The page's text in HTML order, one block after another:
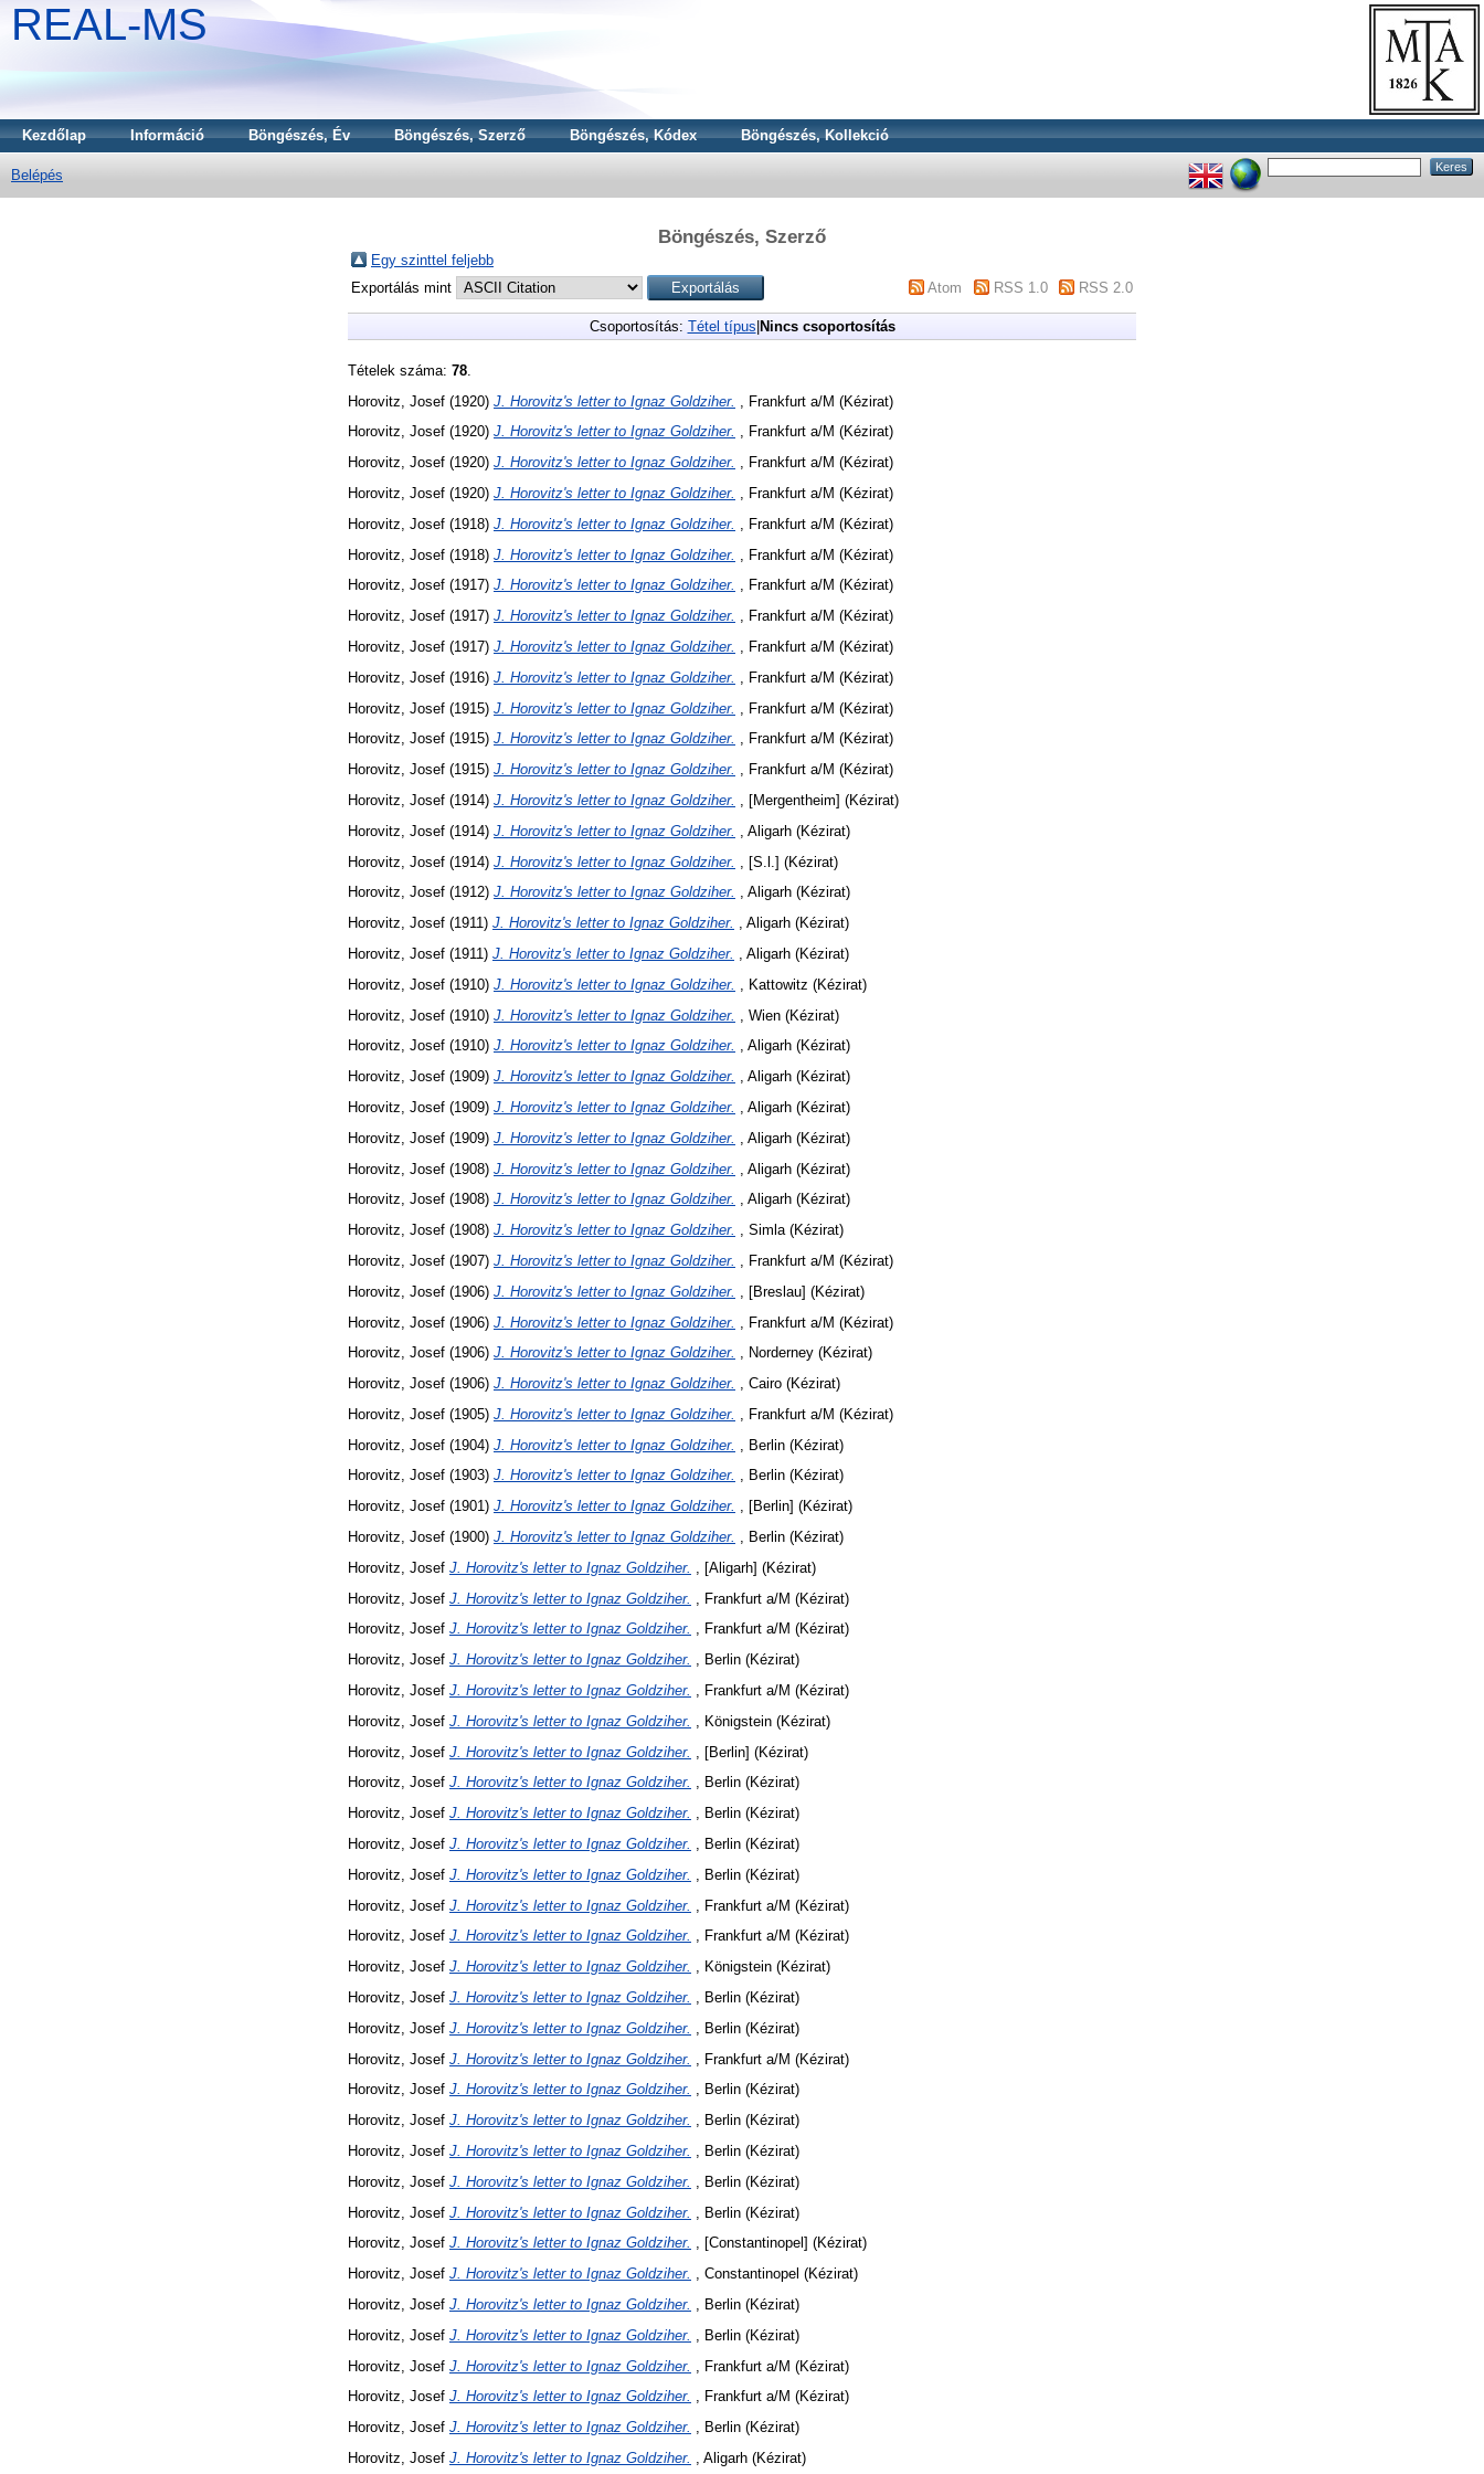
REAL-MS
Kezdőlap Információ Böngészés, Év Böngészés, Szerző Böngészés, Kódex Böngészés, Kollekció
Belépés
Böngészés, Szerző
Egy szinttel feljebb
Exportálás mint
Atom RSS 1.0 RSS 2.0
Csoportosítás: Tétel típus Nincs csoportosítás
Tételek száma: 78
Horovitz, Josef (1920) J. Horovitz's letter to Ignaz Goldziher.
, Frankfurt a/M (Kézirat)
Horovitz, Josef (1920) J. Horovitz's letter to Ignaz Goldziher. , Frankfurt a/M (Kézirat)
Horovitz, Josef (1920) J. Horovitz's letter to Ignaz Goldziher. , Frankfurt a/M (Kézirat)
Horovitz, Josef (1920) J. Horovitz's letter to Ignaz Goldziher.
, Frankfurt a/M (Kézirat)
Horovitz, Josef (1918) J. Horovitz's letter to Ignaz Goldziher.
, Frankfurt a/M (Kézirat)
Horovitz, Josef (1918) J. Horovitz's letter to Ignaz Goldziher.
, Frankfurt a/M (Kézirat)
Horovitz, Josef (1917) J. Horovitz's letter to Ignaz Goldziher. , Frankfurt a/M (Kézirat)
Horovitz, Josef (1917) J. Horovitz's letter to Ignaz Goldziher. , Frankfurt a/M (Kézirat)
Horovitz, Josef (1917) J. Horovitz's letter to Ignaz Goldziher.
, Frankfurt a/M (Kézirat)
Horovitz, Josef (1916) J. Horovitz's letter to Ignaz Goldziher.
, Frankfurt a/M (Kézirat)
Horovitz, Josef (1915) J. Horovitz's letter to Ignaz Goldziher.
, Frankfurt a/M (Kézirat)
Horovitz, Josef (1915) J. Horovitz's letter to Ignaz Goldziher. , Frankfurt a/M (Kézirat)
Horovitz, Josef (1915) J. Horovitz's letter to Ignaz Goldziher. , Frankfurt a/M (Kézirat)
Horovitz, Josef (1914) J. Horovitz's letter to Ignaz Goldziher.
, [Mergentheim] (Kézirat)
Horovitz, Josef (1914) J. Horovitz's letter to Ignaz Goldziher.
, Aligarh (Kézirat)
Horovitz, Josef (1914) J. Horovitz's letter to Ignaz Goldziher.
, [S.l.] (Kézirat)
Horovitz, Josef (1912) J. Horovitz's letter to Ignaz Goldziher. , Aligarh (Kézirat)
Horovitz, Josef (1911) J. Horovitz's letter to Ignaz Goldziher. , Aligarh (Kézirat)
Horovitz, Josef (1911) J. Horovitz's letter to Ignaz Goldziher.
, Aligarh (Kézirat)
Horovitz, Josef (1910) J. Horovitz's letter to Ignaz Goldziher.
, Kattowitz (Kézirat)
Horovitz, Josef (1910) J. Horovitz's letter to Ignaz Goldziher.
, Wien (Kézirat)
Horovitz, Josef (1910) J. Horovitz's letter to Ignaz Goldziher. , Aligarh (Kézirat)
Horovitz, Josef (1909) J. Horovitz's letter to Ignaz Goldziher. , Aligarh (Kézirat)
Horovitz, Josef (1909) J. Horovitz's letter to Ignaz Goldziher.
, Aligarh (Kézirat)
Horovitz, Josef (1909) J. Horovitz's letter to Ignaz Goldziher.
, Aligarh (Kézirat)
Horovitz, Josef (1908) J. Horovitz's letter to Ignaz Goldziher.
, Aligarh (Kézirat)
Horovitz, Josef (1908) J. Horovitz's letter to Ignaz Goldziher. , Aligarh (Kézirat)
Horovitz, Josef (1908) J. Horovitz's letter to Ignaz Goldziher. , Simla (Kézirat)
Horovitz, Josef (1907) J. Horovitz's letter to Ignaz Goldziher.
, Frankfurt a/M (Kézirat)
Horovitz, Josef (1906) J. Horovitz's letter to Ignaz Goldziher.
, [Breslau] (Kézirat)
Horovitz, Josef (1906) J. Horovitz's letter to Ignaz Goldziher.
, Frankfurt a/M (Kézirat)
Horovitz, Josef (1906) J. Horovitz's letter to Ignaz Goldziher. , Norderney (Kézirat)
Horovitz, Josef (1906) J. Horovitz's letter to Ignaz Goldziher. , Cairo (Kézirat)
Horovitz, Josef (1905) J. Horovitz's letter to Ignaz Goldziher.
, Frankfurt a/M (Kézirat)
Horovitz, Josef (1904) J. Horovitz's letter to Ignaz Goldziher.
, Berlin (Kézirat)
Horovitz, Josef (1903) J. Horovitz's letter to Ignaz Goldziher. , Berlin (Kézirat)
Horovitz, Josef (1901) J. Horovitz's letter to Ignaz Goldziher. , [Berlin] (Kézirat)
Horovitz, Josef (1900) J. Horovitz's letter to Ignaz Goldziher. , Berlin (Kézirat)
Horovitz, Josef J. Horovitz's letter to Ignaz Goldziher.
, [Aligarh] (Kézirat)
Horovitz, Josef J. Horovitz's letter to Ignaz Goldziher.
, Frankfurt a/M (Kézirat)
Horovitz, Josef J. Horovitz's letter to Ignaz Goldziher. , Frankfurt a/M (Kézirat)
Horovitz, Josef J. Horovitz's letter to Ignaz Goldziher. , Berlin (Kézirat)
Horovitz, Josef J. Horovitz's letter to Ignaz Goldziher. , Frankfurt a/M (Kézirat)
Horovitz, Josef J. Horovitz's letter to Ignaz Goldziher.
, Königstein (Kézirat)
Horovitz, Josef J. Horovitz's letter to Ignaz Goldziher.
, [Berlin] (Kézirat)
Horovitz, Josef J. Horovitz's letter to Ignaz Goldziher. , Berlin (Kézirat)
Horovitz, Josef J. Horovitz's letter to Ignaz Goldziher. , Berlin (Kézirat)
Horovitz, Josef J. Horovitz's letter to Ignaz Goldziher. , Berlin (Kézirat)
Horovitz, Josef J. Horovitz's letter to Ignaz Goldziher.
, Berlin (Kézirat)
Horovitz, Josef J. Horovitz's letter to Ignaz Goldziher.
, Frankfurt a/M (Kézirat)
Horovitz, Josef J. Horovitz's letter to Ignaz Goldziher. , Frankfurt a/M (Kézirat)
Horovitz, Josef J. Horovitz's letter to Ignaz Goldziher. , Königstein (Kézirat)
Horovitz, Josef J. Horovitz's letter to Ignaz Goldziher. , Berlin (Kézirat)
Horovitz, Josef J. Horovitz's letter to Ignaz Goldziher.
, Berlin (Kézirat)
Horovitz, Josef J. Horovitz's letter to Ignaz Goldziher.
, Frankfurt a/M (Kézirat)
Horovitz, Josef J. Horovitz's letter to Ignaz Goldziher. , Berlin (Kézirat)
Horovitz, Josef J. Horovitz's letter to Ignaz Goldziher. , Berlin (Kézirat)
Horovitz, Josef J. Horovitz's letter to Ignaz Goldziher. , Berlin (Kézirat)
Horovitz, Josef J. Horovitz's letter to Ignaz Goldziher.
, Berlin (Kézirat)
Horovitz, Josef J. Horovitz's letter to Ignaz Goldziher.
, Berlin (Kézirat)
Horovitz, Josef J. Horovitz's letter to Ignaz Goldziher. , [Constantinopel] (Kézirat)
Horovitz, Josef J. Horovitz's letter to Ignaz Goldziher. , Constantinopel (Kézirat)
Horovitz, Josef J. Horovitz's letter to Ignaz Goldziher. , Berlin (Kézirat)
Horovitz, Josef J. Horovitz's letter to Ignaz Goldziher.
, Berlin (Kézirat)
Horovitz, Josef J. Horovitz's letter to Ignaz Goldziher.
, Frankfurt a/M (Kézirat)
Horovitz, Josef J. Horovitz's letter to Ignaz Goldziher. , Frankfurt a/M (Kézirat)
Horovitz, Josef J. Horovitz's letter to Ignaz Goldziher. , Berlin (Kézirat)
Horovitz, Josef J. Horovitz's letter to Ignaz Goldziher. , Aligarh (Kézirat)